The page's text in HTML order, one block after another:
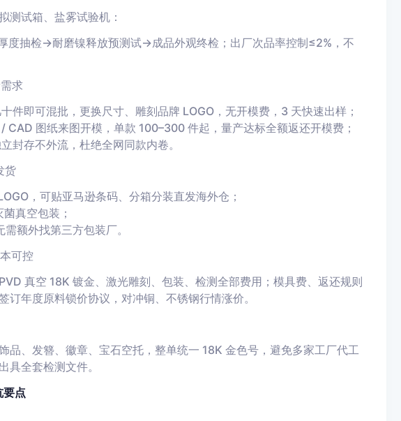
测试箱、盐雾试验机：
度抽检→耐磨镍释放预测试→成品外观终检；出厂次品率控制≤2%，不
求
件即可混批，更换尺寸、雕刻品牌 LOGO，无开模费，3 天快速出样；
CAD 图纸来图开模，单款 100–300 件起，量产达标全额返还开模费；
封存不外流，杜绝全网同款内卷。
货
，可贴亚马逊条码、分箱分装直发海外仓；
真空包装；
额外找第三方包装厂。
可控
真空 18K 镀金、激光雕刻、包装、检测全部费用；模具费、返还规则
订年度原料锁价协议，对冲铜、不锈钢行情涨价。
品、发簪、徽章、宝石空托，整单统一 18K 金色号，避免多家工厂代工
具全套检测文件。
要点